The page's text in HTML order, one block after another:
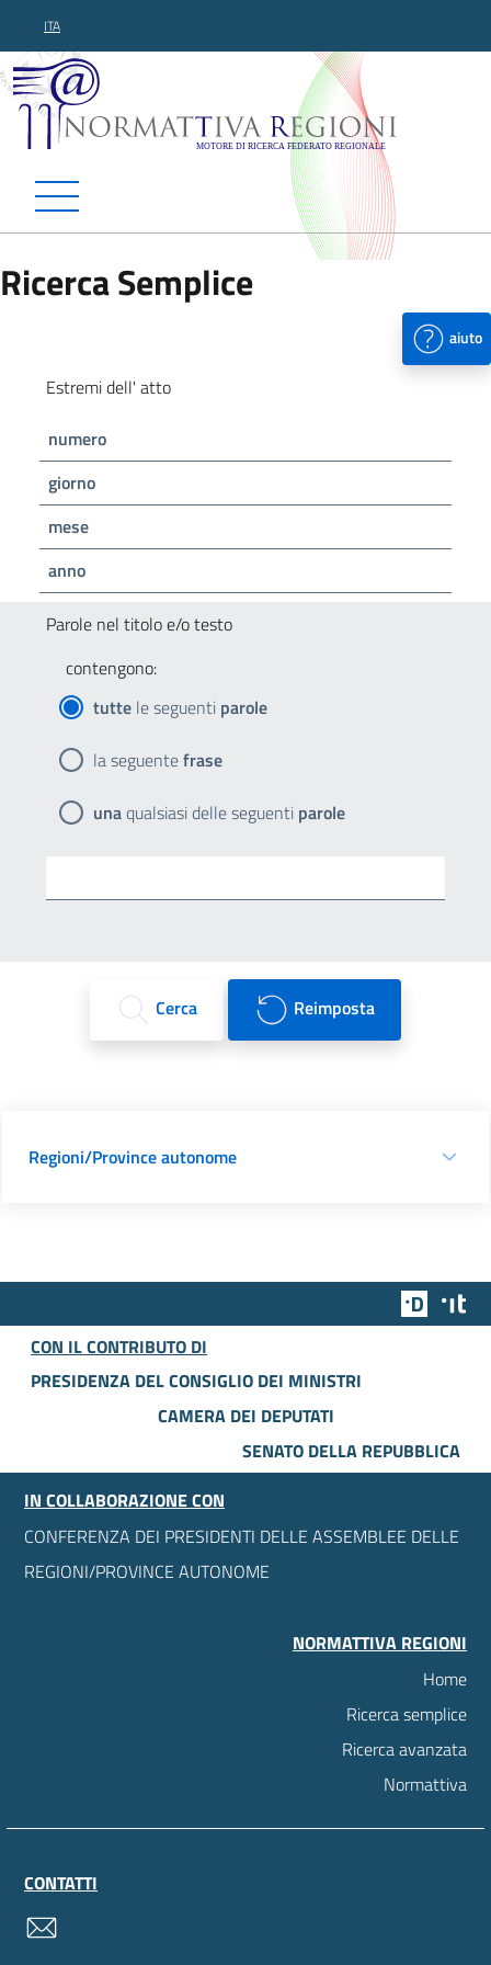
ITA
Normattiva Regioni -
Ricerca Semplice
aiuto
Estremi dell' atto
numero
giorno
mese
anno
Parole nel titolo e/o testo
contengono:
tutte le seguenti parole
la seguentefrase
unaqualsiasi delle seguenti parole
Cerca Reimposta
Regioni/Province autonome
Team
CON IL CONTRIBUTO DI
PRESIDENZA DEL CONSIGLIO DEI MINISTRI
CAMERA DEI DEPUTATI
SENATO DELLA REPUBBLICA
IN COLLABORAZIONE CON
CONFERENZA DEI PRESIDENTI DELLE ASSEMBLEE DELLE
REGIONI/PROVINCE AUTONOME
NORMATTIVA REGIONI
Home
Ricerca semplice
Ricerca avanzata
Normattiva
CONTATTI